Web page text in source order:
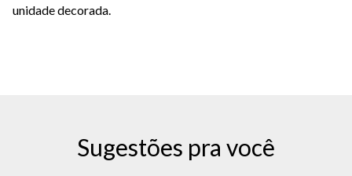
unidade decorada.
Sugestões pra você